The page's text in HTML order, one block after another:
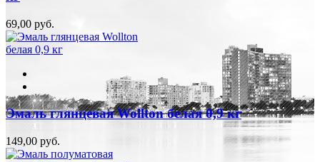
69,00 руб.
Эмаль глянцевая Wollton белая 0,9 кг
149,00 руб.